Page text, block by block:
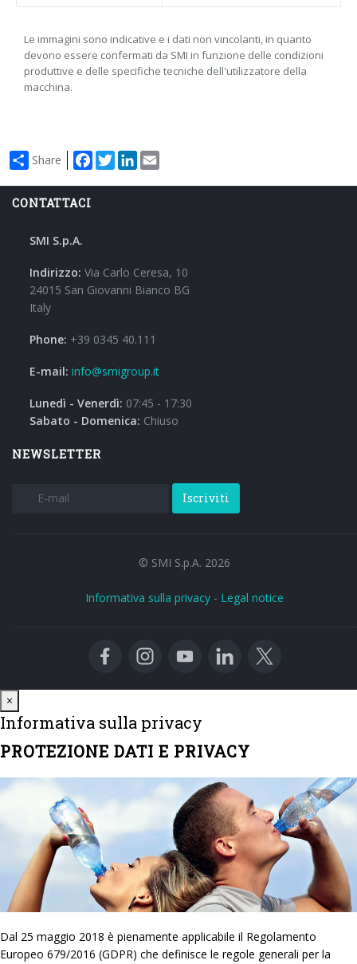
Le immagini sono indicative e i dati non vincolanti, in quanto
devono essere confermati da SMI in funzione delle condizioni
produttive e delle specifiche tecniche dell'utilizzatore della
macchina.
Share Facebook
TwitterLinkedIn
CONTATTACI
SMI S.p.A.
Indirizzo: Via Carlo Ceresa, 10
24015 San Giovanni Bianco BG
Italy
Phone: +39 0345 40.111
E-mail: info@smigroup.it
Lunedì - Venerdì: 07:45 - 17:30
Sabato - Domenica: Chiuso
NEWSLETTER
Iscriviti
© SMI S.p.A. 2026
Informativa sulla privacy - Legal notice
×
Informativa sulla privacy
PROTEZIONE DATI E PRIVACY
Dal 25 maggio 2018 è pienamente applicabile il Regolamento
Europeo 679/2016 (GDPR) che definisce le regole generali per la